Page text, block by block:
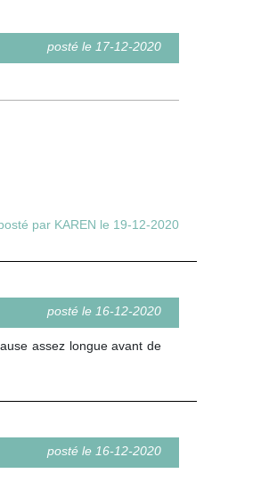
posté le 17-12-2020
par KAREN le 19-12-2020
posté le 16-12-2020
assez longue avant de
posté le 16-12-2020